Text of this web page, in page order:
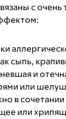
с
сыпь,
и
или
в
или